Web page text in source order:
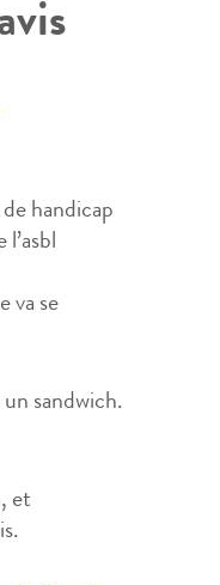
handicap
va se
sandwich.
et